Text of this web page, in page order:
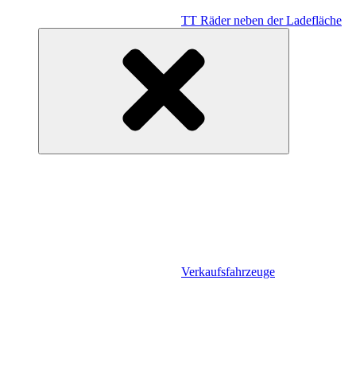
TT Räder neben der Ladefläche
Verkaufsfahrzeuge